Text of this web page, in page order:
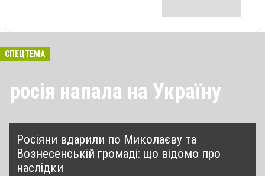
СПЕЦТЕМА
росія напала на Україну
Росіяни вдарили по Миколаєву та
Вознесенській громаді: що відомо про
наслідки